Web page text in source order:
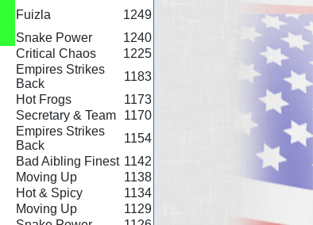
Fuizla
1249
Snake Power
1240
Critical Chaos
1225
Empires Strikes
Back
1183
Hot Frogs
1173
Secretary & Team
1170
Empires Strikes
Back
1154
Bad Aibling Finest 1142
Moving Up
1138
Hot & Spicy
1134
Moving Up
1129